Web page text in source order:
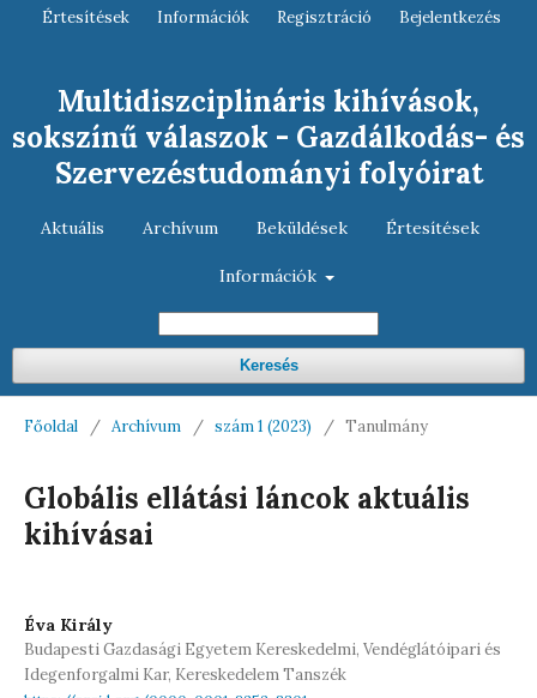
Multidiszciplináris kihívások,
sokszínű válaszok - Gazdálkodás- és
Szervezéstudományi folyóirat
Aktuális Archívum Beküldések Értesítések
Információk
Keresés
Értesítések Információk Regisztráció Bejelentkezés
Főoldal / Archívum / szám 1 (2023) / Tanulmány
Globális ellátási láncok aktuális
kihívásai
Éva Király
Budapesti Gazdasági Egyetem Kereskedelmi, Vendéglátóipari és
Idegenforgalmi Kar, Kereskedelem Tanszék